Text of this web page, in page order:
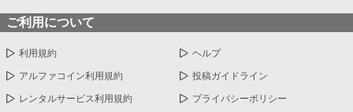
ご利用について
利用規約 ヘルプ
アルファコイン利用規約 投稿ガイドライン
レンタルサービス利用規約 プライバシーポリシー